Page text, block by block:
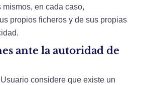
en cada caso,
propios ficheros y de sus propias
ante la autoridad de
considere que existe un